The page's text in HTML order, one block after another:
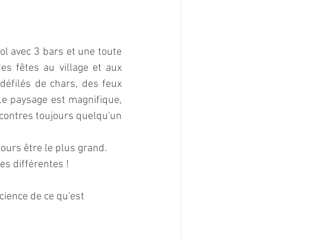
avec 3 bars et une toute
fêtes au village et aux
de chars, des feux
paysage est magnifique,
toujours quelqu'un
être le plus grand.
différentes !
de ce qu'est